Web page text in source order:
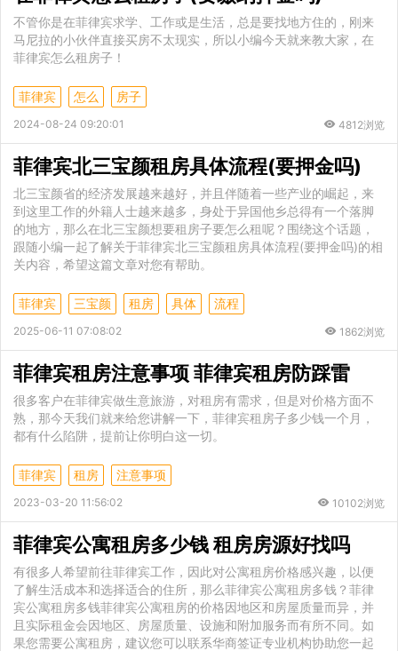
不管你是在菲律宾求学、工作或是生活，总是要找地方住的，刚来
马尼拉的小伙伴直接买房不太现实，所以小编今天就来教大家，在
菲律宾怎么租房子！
菲律宾 怎么 房子
2024-08-24 09:20:01 4812浏览
菲律宾北三宝颜租房具体流程(要押金吗)
北三宝颜省的经济发展越来越好，并且伴随着一些产业的崛起，来
到这里工作的外籍人士越来越多，身处于异国他乡总得有一个落脚
的地方，那么在北三宝颜想要租房子要怎么租呢？围绕这个话题，
跟随小编一起了解关于菲律宾北三宝颜租房具体流程(要押金吗)的相
关内容，希望这篇文章对您有帮助。
菲律宾 三宝颜 租房 具体 流程
2025-06-11 07:08:02 1862浏览
菲律宾租房注意事项 菲律宾租房防踩雷
很多客户在菲律宾做生意旅游，对租房有需求，但是对价格方面不
熟，那今天我们就来给您讲解一下，菲律宾租房子多少钱一个月，
都有什么陷阱，提前让你明白这一切。
菲律宾 租房 注意事项
2023-03-20 11:56:02 10102浏览
菲律宾公寓租房多少钱 租房房源好找吗
有很多人希望前往菲律宾工作，因此对公寓租房价格感兴趣，以便
了解生活成本和选择适合的住所，那么菲律宾公寓租房多钱？菲律
宾公寓租房多钱菲律宾公寓租房的价格因地区和房屋质量而异，并
且实际租金会因地区、房屋质量、设施和附加服务而有所不同。如
果您需要公寓租房，建议您可以联系华商签证专业机构协助您一起